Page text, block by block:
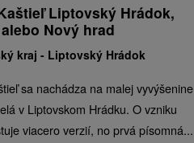
Liptovský Hrádok,
Nový hrad
kraj - Liptovský Hrádok
sa nachádza na malej vyvýšenine
v Liptovskom Hrádku. O vzniku
viacero verzií, no prvá písomná...